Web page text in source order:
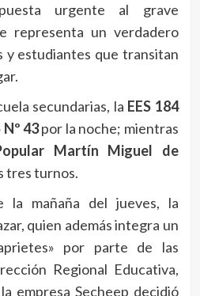
urgente al grave
representa un verdadero
y estudiantes que transitan
secundarias, la EES 184
Nº 43por la noche; mientras
Martín Miguel de
tres turnos.
la mañaña del jueves, la
quien además integra un
por parte de las
Regional Educativa,
empresa Secheep decidió